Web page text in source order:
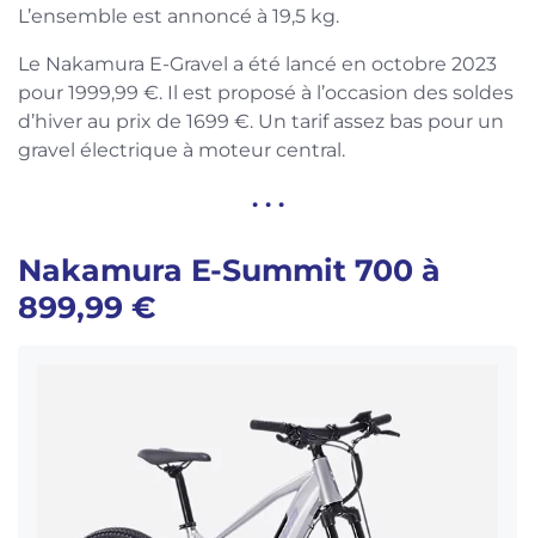
L’ensemble est annoncé à 19,5 kg.
Le Nakamura E-Gravel a été lancé en octobre 2023
pour 1999,99 €. Il est proposé à l’occasion des soldes
d’hiver au prix de 1699 €. Un tarif assez bas pour un
gravel électrique à moteur central.
. . .
Nakamura E-Summit 700 à
899,99 €